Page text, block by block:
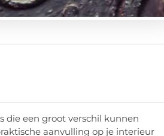
die een groot verschil kunnen
aanvulling op je interieur